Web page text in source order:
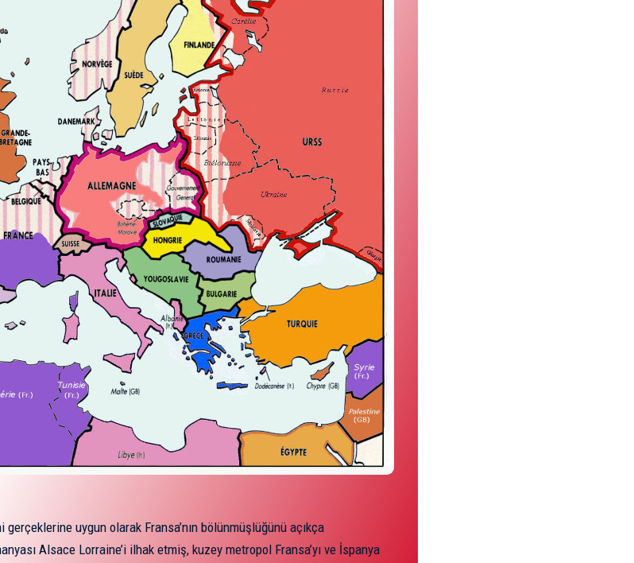
uygun olarak Fransa’nın bölünmüşlüğünü açıkça
Alsace Lorraine’i ilhak etmiş, kuzey metropol Fransa’yı ve İspanya